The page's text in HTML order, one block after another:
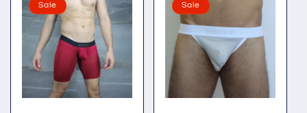
Sale Sale